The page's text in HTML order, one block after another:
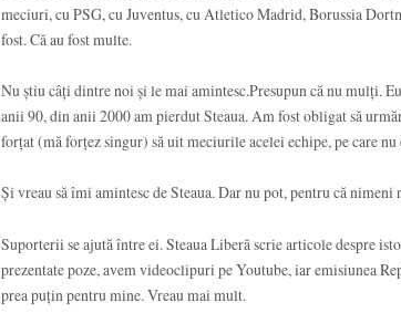
meciuri, cu PSG, cu Juventus, cu Atletico Madrid, Borussia
fost. Că au fost multe.
Nu știu câți dintre noi și le mai amintesc.Presupun că nu mulți.
anii 90, din anii 2000 am pierdut Steaua. Am fost obligat să
forțat (mă forțez singur) să uit meciurile acelei echipe, pe care
Și vreau să îmi amintesc de Steaua. Dar nu pot, pentru că nimeni
Suporterii se ajută între ei. Steaua Liberă scrie articole despre
prezentate poze, avem videoclipuri pe Youtube, iar emisiunea
prea puțin pentru mine. Vreau mai mult.